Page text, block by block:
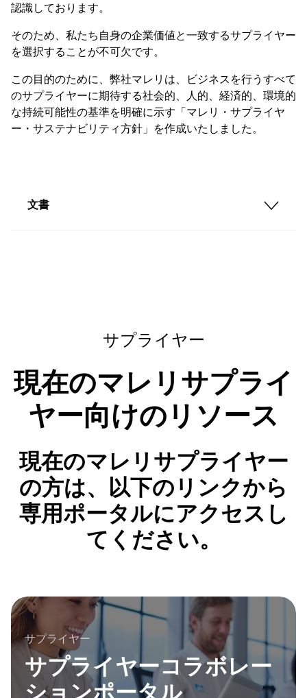
認識しております。
そのため、私たち自身の企業価値と一致するサプライヤー
を選択することが不可欠です。
この目的のために、弊社マレリは、ビジネスを行うすべて
のサプライヤーに期待する社会的、人的、経済的、環境的
な持続可能性の基準を明確に示す「マレリ・サプライヤ
ー・サステナビリティ方針」を作成いたしました。
文書
サプライヤー
現在のマレリサプライ
ヤー向けのリソース
現在のマレリサプライヤー
の方は、以下のリンクから
専用ポータルにアクセスし
てください。
サプライヤー
サプライヤーコラボレー
ションポータル